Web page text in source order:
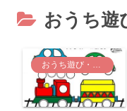
おうち遊
おうち遊び・知育